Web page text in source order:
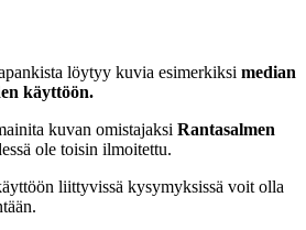
löytyy kuvia esimerkiksi median
käyttöön.
kuvan omistajaksi Rantasalmen
ole toisin ilmoitettu.
liittyvissä kysymyksissä voit olla